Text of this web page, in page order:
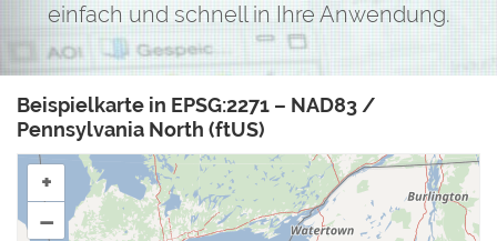
einfach und schnell in Ihre Anwendung.
Beispielkarte in EPSG:2271 – NAD83 /
Pennsylvania North (ftUS)
+
–